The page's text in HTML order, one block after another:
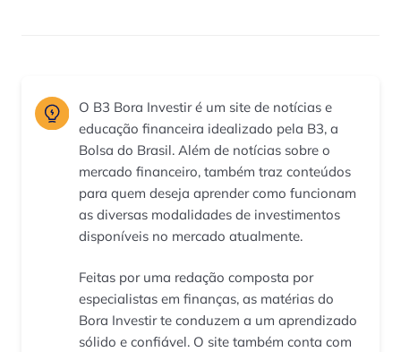
O B3 Bora Investir é um site de notícias e
educação financeira idealizado pela B3, a
Bolsa do Brasil. Além de notícias sobre o
mercado financeiro, também traz conteúdos
para quem deseja aprender como funcionam
as diversas modalidades de investimentos
disponíveis no mercado atualmente.
Feitas por uma redação composta por
especialistas em finanças, as matérias do
Bora Investir te conduzem a um aprendizado
sólido e confiável. O site também conta com